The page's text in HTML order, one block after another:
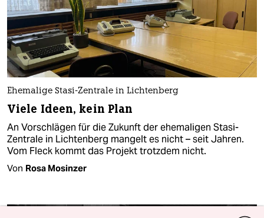
Ehemalige Stasi-Zentrale in Lichtenberg
Viele Ideen, kein Plan
An Vorschlägen für die Zukunft der ehemaligen Stasi-
Zentrale in Lichtenberg mangelt es nicht – seit Jahren.
Vom Fleck kommt das Projekt trotzdem nicht.
Von Rosa Mosinzer